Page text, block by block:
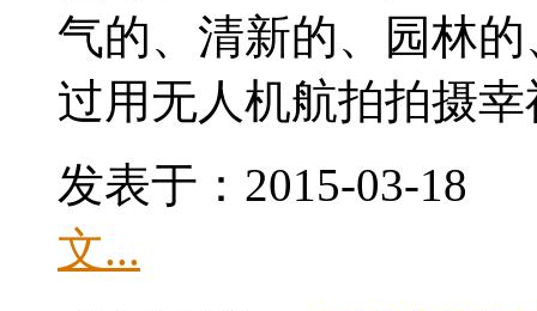
气的、清新的、园林
过用无人机航拍拍摄幸
发表于：2015-03-
文...